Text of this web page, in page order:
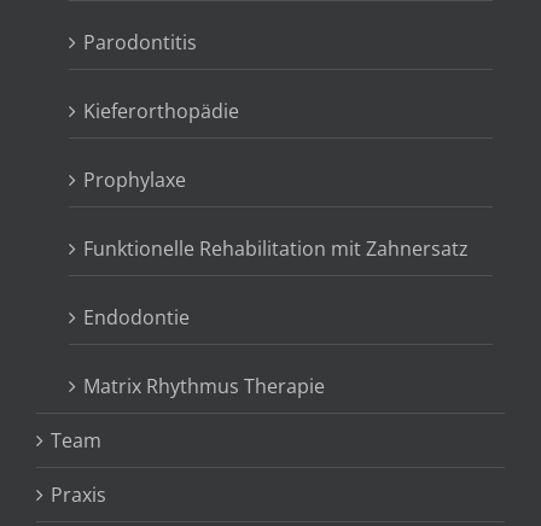
Parodontitis
Kieferorthopädie
Prophylaxe
Funktionelle Rehabilitation mit Zahnersatz
Endodontie
Matrix Rhythmus Therapie
Team
Praxis